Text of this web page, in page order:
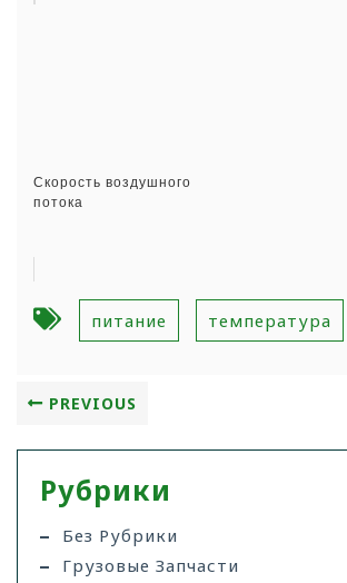
Скорость воздушного
потока
питание температура
PREVIOUS
Рубрики
Без Рубрики
Грузовые Запчасти